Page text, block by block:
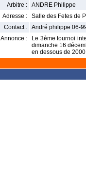
Arbitre :
ANDRE Philippe
Adresse :
Salle des Fetes de
Contact :
André philippe 06-
Annonce :
Le 3ème tournoi
dimanche 16
en dessous de